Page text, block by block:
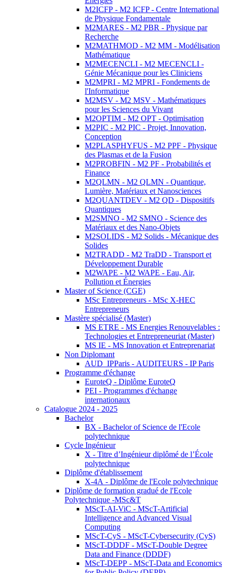
M2ICFP - M2 ICFP - Centre International
de Physique Fondamentale
M2MARES - M2 PBR - Physique par
Recherche
M2MATHMOD - M2 MM - Modélisation
Mathématique
M2MECENCLI - M2 MECENCLI -
Génie Mécanique pour les Cliniciens
M2MPRI - M2 MPRI - Fondements de
l'Informatique
M2MSV - M2 MSV - Mathématiques
pour les Sciences du Vivant
M2OPTIM - M2 OPT - Optimisation
M2PIC - M2 PIC - Projet, Innovation,
Conception
M2PLASPHYFUS - M2 PPF - Physique
des Plasmas et de la Fusion
M2PROBFIN - M2 PF - Probabilités et
Finance
M2QLMN - M2 QLMN - Quantique,
Lumière, Matériaux et Nanosciences
M2QUANTDEV - M2 QD - Dispositifs
Quantiques
M2SMNO - M2 SMNO - Science des
Matériaux et des Nano-Objets
M2SOLIDS - M2 Solids - Mécanique des
Solides
M2TRADD - M2 TraDD - Transport et
Développement Durable
M2WAPE - M2 WAPE - Eau, Air,
Pollution et Énergies
Master of Science (CGE)
MSc Entrepreneurs - MSc X-HEC
Entrepreneurs
Mastère spécialisé (Master)
MS ETRE - MS Energies Renouvelables :
Technologies et Entrepreneuriat (Master)
MS IE - MS Innovation et Entreprenariat
Non Diplomant
AUD_IPParis - AUDITEURS - IP Paris
Programme d'échange
EuroteQ - Diplôme EuroteQ
PEI - Programmes d'échange
internationaux
Catalogue 2024 - 2025
Bachelor
BX - Bachelor of Science de l'Ecole
polytechnique
Cycle Ingénieur
X - Titre d’Ingénieur diplômé de l’École
polytechnique
Diplôme d'établissement
X-4A - Diplôme de l'Ecole polytechnique
Diplôme de formation gradué de l'Ecole
Polytechnique -MSc&T
MScT-AI-ViC - MScT-Artificial
Intelligence and Advanced Visual
Computing
MScT-CyS - MScT-Cybersecurity (CyS)
MScT-DDDF - MScT-Double Degree
Data and Finance (DDDF)
MScT-DEPP - MScT-Data and Economics